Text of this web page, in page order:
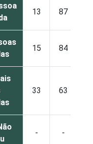
13 87
15 84
33 63
- -